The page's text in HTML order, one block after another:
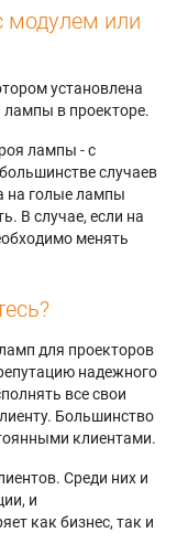
Acer X1231i
Acer X128HK
Acer X128HP
Acer X129
Acer X129H
Acer X129i
Acer X1326AWH
Acer X1326WHK
Acer X1328i
Acer X1328ic
Acer X1328STn
Acer X1328WH
Acer X1328WHK
Acer X1328WHKi
Acer X1328WHP
Acer X1328Wi
Acer X1328Wic
модулем или
установлена
в проекторе.
лампы - с
случаев
на голые лампы
В случае, если на
менять
для проекторов
надежного
все свои
Большинство
клиентами.
Среди них и
и
как бизнес, так и